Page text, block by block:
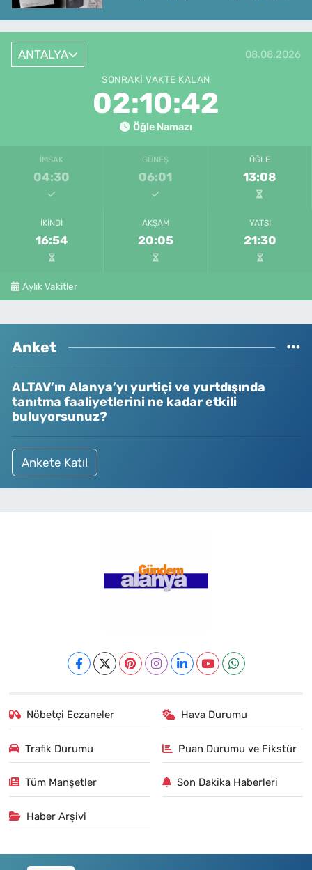
ANTALYA 08.08.2026
SONRAKI VAKTE KALAN
02:10:42
Öğle Namazı
İMSAK
04:30
GÜNEŞ
06:01
ÖĞLE
13:08
İKINDI
16:54
AKŞAM
20:05
YATSI
21:30
Aylık Vakitler
Anket
ALTAV’ın Alanya’yı yurtiçi ve yurtdışında
tanıtma faaliyetlerini ne kadar etkili
buluyorsunuz?
Ankete Katıl
Nöbetçi Eczaneler Hava Durumu
Trafik Durumu Puan Durumu ve Fikstür
Tüm Manşetler Son Dakika Haberleri
Haber Arşivi